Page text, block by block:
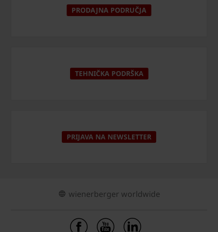
PRODAJNA PODRUČJA
TEHNIČKA PODRŠKA
PRIJAVA NA NEWSLETTER
wienerberger worldwide